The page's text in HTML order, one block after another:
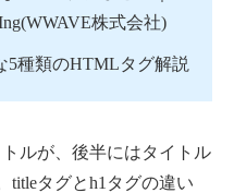
株式会社)
5種類のHTMLタグ解説
ルが、後半にはタイトル
titleタグとh1タグの違い